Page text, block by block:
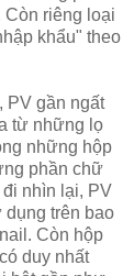
riêng loại
khẩu" theo
PV gần ngất
từ những lọ
những hộp
phần chữ
nhìn lại, PV
dụng trên bao
Còn hộp
duy nhất